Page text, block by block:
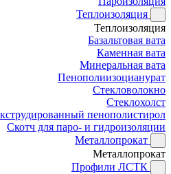
Теплоизоляция
Теплоизоляция
Базальтовая вата
Каменная вата
Минеральная вата
Пенополиизоцианурат
Стекловолокно
Стеклохолст
пенополистирол
Скотч для паро- и гидроизоляции
Металлопрокат
Металлопрокат
Профили ЛСТК